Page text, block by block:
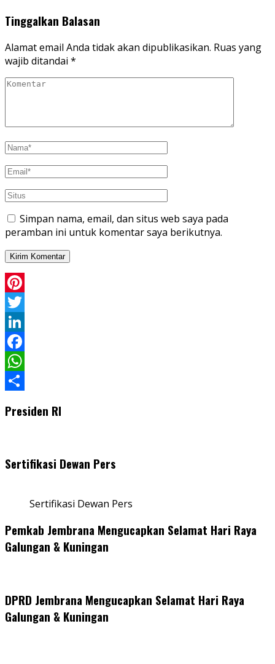
Tinggalkan Balasan
Alamat email Anda tidak akan dipublikasikan. Ruas yang
wajib ditandai *
Simpan nama, email, dan situs web saya pada
peramban ini untuk komentar saya berikutnya.
Pinterest
Twitter
LinkedIn
Facebook
WhatsApp
Presiden RI
Sertifikasi Dewan Pers
Sertifikasi Dewan Pers
Pemkab Jembrana Mengucapkan Selamat Hari Raya
Galungan & Kuningan
DPRD Jembrana Mengucapkan Selamat Hari Raya
Galungan & Kuningan